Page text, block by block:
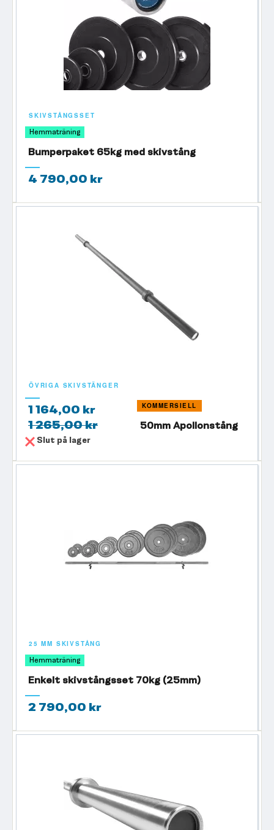
SKIVSTÅNGSSET
Hemmaträning
Bumperpaket 65kg med skivstång
4 790,00 kr
ÖVRIGA SKIVSTÄNGER
KOMMERSIELL
50mm Apollonstång
1 164,00 kr
1 265,00 kr
Slut på lager
25 MM SKIVSTÅNG
Hemmaträning
Enkelt skivstångsset 70kg (25mm)
2 790,00 kr